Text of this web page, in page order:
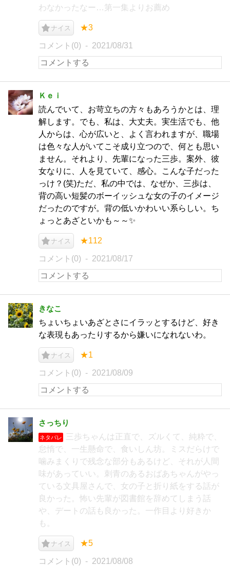
わなかったなー…第一集よりお薦め
ナイス ★3
コメント(0) 2021/08/31
Ｋｅｉ
読んでいて、お苛立ちの方々もあろうかとは、理
解します。でも、私は、大丈夫。実生活でも、他
人からは、心が広いと、よく言われますが、職場
は色々な人がいてこそ成り立つので、何とも思い
ません。それより、先輩になった三歩。案外、彼
女なりに、人を見ていて、感心。こんな子だった
っけ？(笑)ただ、私の中では、なぜか、三歩は、
背の高い短髪のボーイッシュな女の子のイメージ
だったのですが。背の低いかわいい系らしい。ち
ょっとあざといかも～～✨
ナイス ★112
コメント(0) 2021/08/17
きなこ
ちょいちょいあざとさにイラッとするけど、好き
な表現もあったりするから嫌いになれないわ。
ナイス ★1
コメント(0) 2021/08/09
さっちり
ネタバレ
三歩ちゃんは正直で、ズルくて、純粋で、
怠惰で、一生懸命で、食いしん坊。ミスだらけで
噛みまくりで残念な部分もあるけど、それが人間
味があっていい。刺青のあるおばあちゃんがやっ
ている文具屋さんで、女の子と折り紙をする話が
良かった。怖い先輩が図書館を辞めてしまう話
や、デートの話も良かった。一作目より好きか
も。
ナイス ★5
コメント(0) 2021/08/08